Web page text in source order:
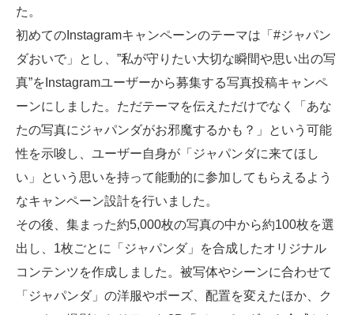
た。
初めてのInstagramキャンペーンのテーマは「#ジャパン
ダおいで」とし、”私が守りたい大切な瞬間や思い出の写
真”をInstagramユーザーから募集する写真投稿キャンペ
ーンにしました。ただテーマを伝えただけでなく「あな
たの写真にジャパンダがお邪魔するかも？」という可能
性を示唆し、ユーザー自身が「ジャパンダに来てほし
い」という思いを持って能動的に参加してもらえるよう
なキャンペーン設計を行いました。
その後、集まった約5,000枚の写真の中から約100枚を選
出し、1枚ごとに「ジャパンダ」を合成したオリジナル
コンテンツを作成しました。被写体やシーンに合わせて
「ジャパンダ」の洋服やポーズ、配置を変えたほか、ク